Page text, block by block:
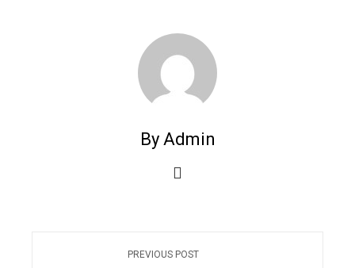
By Admin
PREVIOUS POST